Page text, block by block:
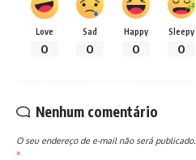
Love
0
Sad
0
Happy
0
Sleepy
0
Nenhum comentário
O seu endereço de e-mail não será publicado.
*